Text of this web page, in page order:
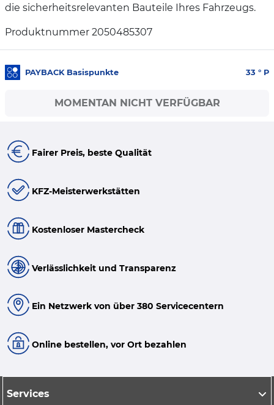
die sicherheitsrelevanten Bauteile Ihres Fahrzeugs.
Produktnummer 2050485307
PAYBACK Basispunkte 33 ° P
MOMENTAN NICHT VERFÜGBAR
Fairer Preis, beste Qualität
KFZ-Meisterwerkstätten
Kostenloser Mastercheck
Verlässlichkeit und Transparenz
Ein Netzwerk von über 380 Servicecentern
Online bestellen, vor Ort bezahlen
Services